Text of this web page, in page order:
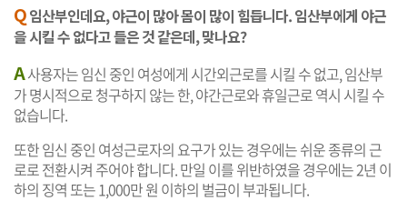
Q임산부인데요, 야근이 많아 몸이 많이 힘듭니다. 임산부에게 야근
을 시킬 수 없다고 들은 것 같은데, 맞나요?
A사용자는 임신 중인 여성에게 시간외근로를 시킬 수 없고, 임산부
가 명시적으로 청구하지 않는 한, 야간근로와 휴일근로 역시 시킬 수
없습니다.
또한 임신 중인 여성근로자의 요구가 있는 경우에는 쉬운 종류의 근
로로 전환시켜 주어야 합니다. 만일 이를 위반하였을 경우에는 2년 이
하의 징역 또는 1,000만 원 이하의 벌금이 부과됩니다.